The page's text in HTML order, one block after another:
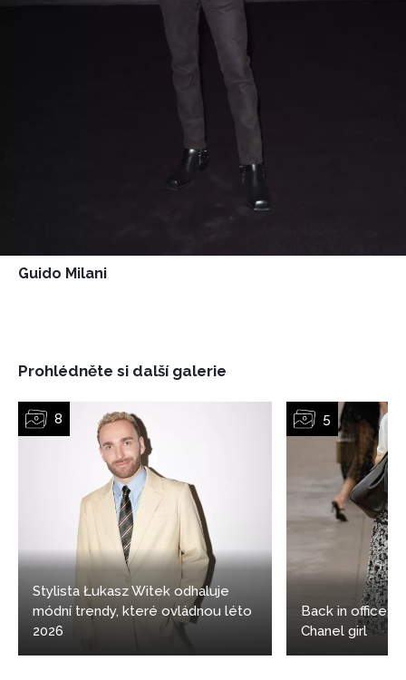
NEWSLETTER
Guido Milani
Prohlédněte si další galerie
Stylista Łukasz Witek odhaluje
módní trendy, které ovládnou léto
2026
Back in office:
Chanel girl